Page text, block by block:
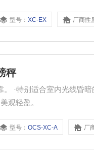
型号：XC-EX 厂商性
秤
超高亮
观轻盈。
型号：OCS-XC-A 厂